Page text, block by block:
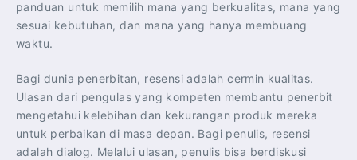
panduan untuk memilih mana yang berkualitas, mana yang
sesuai kebutuhan, dan mana yang hanya membuang
waktu.
Bagi dunia penerbitan, resensi adalah cermin kualitas.
Ulasan dari pengulas yang kompeten membantu penerbit
mengetahui kelebihan dan kekurangan produk mereka
untuk perbaikan di masa depan. Bagi penulis, resensi
adalah dialog. Melalui ulasan, penulis bisa berdiskusi